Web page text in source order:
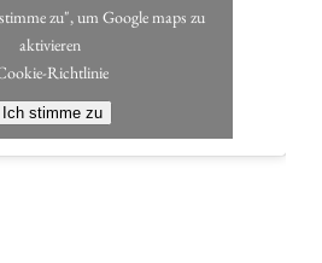
Verwalten
Wir Daten Wie Das Surfverhalten Oder
Wenn Du Deine Einwillligung Nicht
Aus Sehen Sie Bereits Die Umgebung
Einfach Richtung
Unser Restaurant Befindet Sich In Der
zu", um Google maps zu